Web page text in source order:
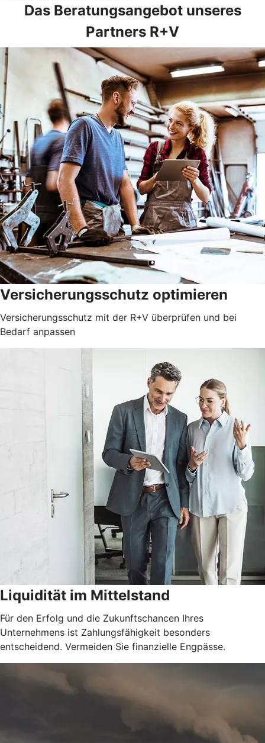
Das Beratungsangebot unseres
Partners R+V
Versicherungsschutz optimieren
Versicherungsschutz mit der R+V überprüfen und bei
Bedarf anpassen
Liquidität im Mittelstand
Für den Erfolg und die Zukunftschancen Ihres
Unternehmens ist Zahlungsfähigkeit besonders
entscheidend. Vermeiden Sie finanzielle Engpässe.